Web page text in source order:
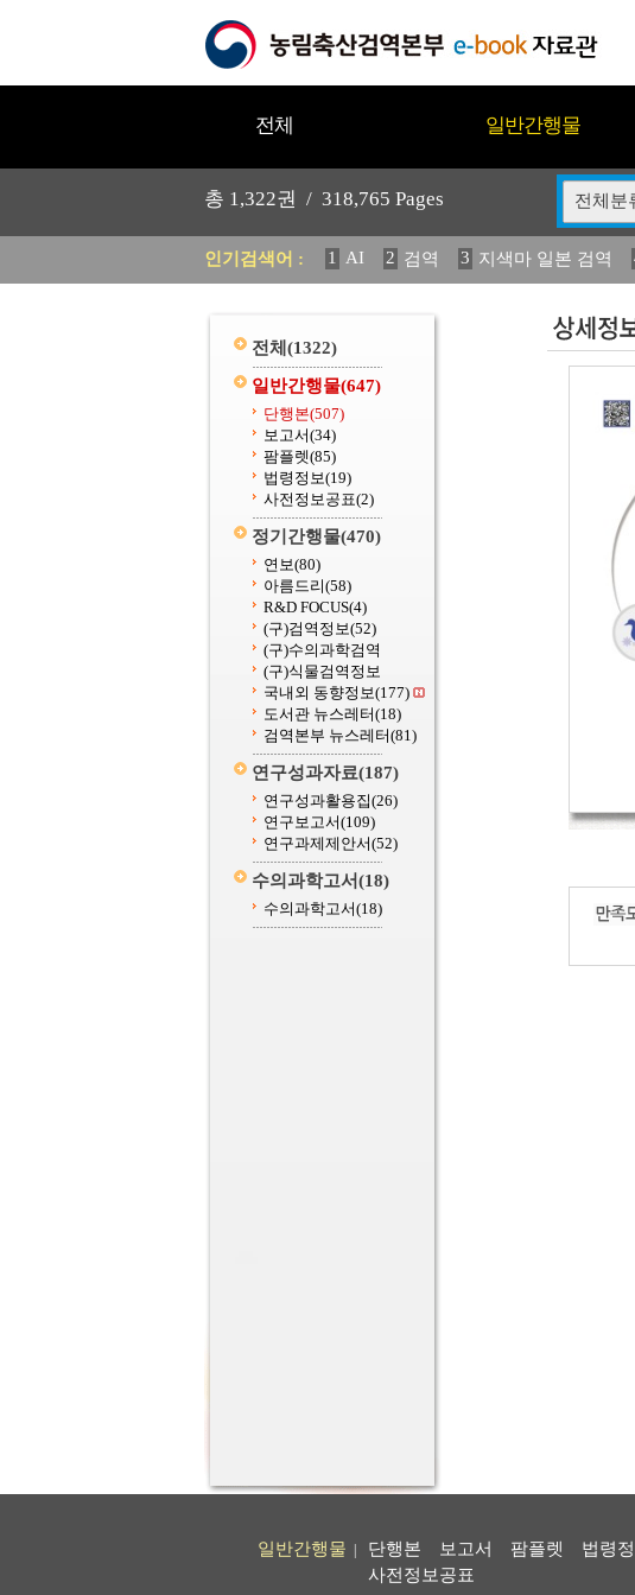
전체 일반간행물
총 1,322권 / 318,765 Pages 전체분
인기검색어 : 1 AI 2 검역 3 지색마 일본 검역
11 2025 12 중독성 식물 도감 13
전체 (1322)
일반간행물(647)
단행본(507)
보고서(34)
팜플렛(85)
법령정보(19)
사전정보공표(2)
정기간행물(470)
연보(80)
아름드리(58)
R&D FOCUS(4)
(구)검역정보(52)
(구)수의과학검역
(구)식물검역정보
국내외 동향정보(177)
도서관 뉴스레터(18)
검역본부 뉴스레터(81)
연구성과자료(187)
연구성과활용집(26)
연구보고서(109)
연구과제제안서(52)
수의과학고서(18)
수의과학고서(18)
일반간행물 단행본 보고서 팜플렛
법령
사전정보공표